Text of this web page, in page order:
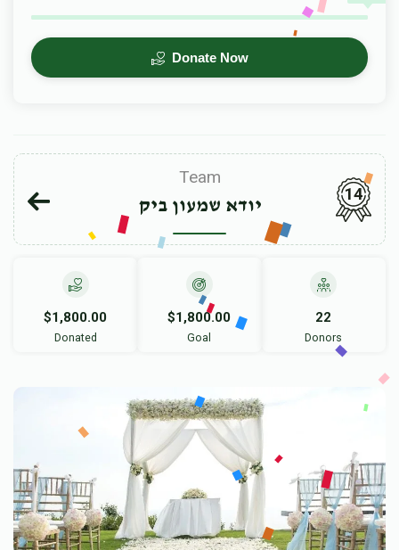
Donate Now
Team
יודא שמעון ביק
14
$1,800.00
Donated
$1,800.00
Goal
22
Donors